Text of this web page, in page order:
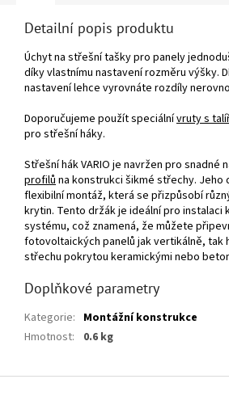
Detailní popis produktu
Úchyt na střešní tašky pro panely
díky vlastnímu nastavení rozměru výšky.
nastavení lehce vyrovnáte rozdíly
Doporučujeme použít speciálnívruty s
pro střešní háky.
Střešní hák VARIO je navržen pro snadné
profilůna konstrukci šikmé střechy. Jeho
flexibilní montáž, která se přizpůsobí
krytin. Tento držák je ideální pro instalaci
systému, což znamená, že můžete
fotovoltaických panelů jak vertikálně, tak
střechu pokrytou keramickými nebo
Doplňkové parametry
Kategorie: Montážní konstrukce
Hmotnost: 0.6 kg